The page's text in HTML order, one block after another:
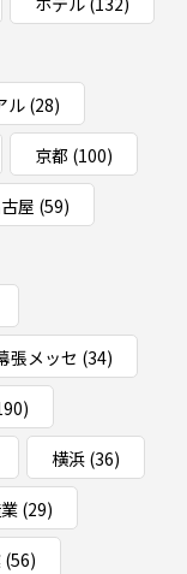
ル(28)
京都 (100)
屋 (59)
張メッセ (34)
横浜 (36)
(29)
(56)